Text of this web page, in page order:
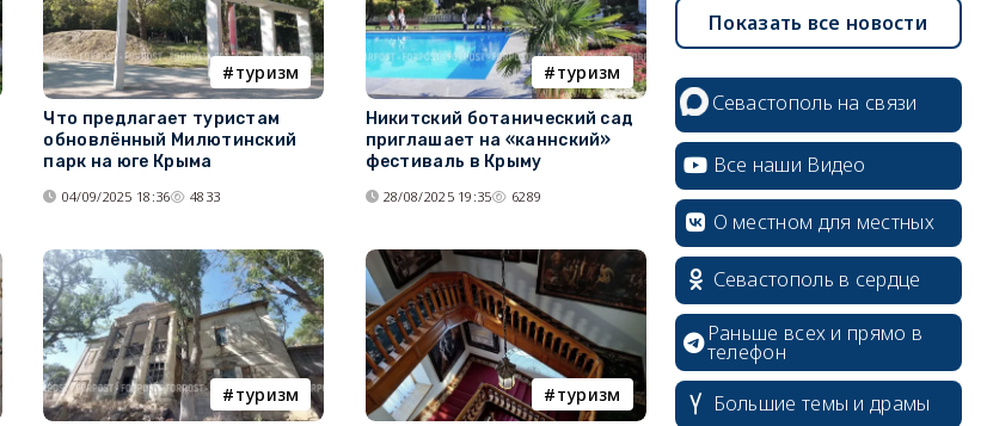
туризм
Что предлагает туристам
обновлённый Милютинский
парк на юге Крыма
04/09/2025 18:36 4833
туризм
Никитский ботанический сад
приглашает на «каннский»
фестиваль в Крыму
28/08/2025 19:35 6289
туризм туризм
Показать все новости
Севастополь на связи
Все наши Видео
О местном для местных
Севастополь в сердце
Раньше всех и прямо в
телефон
Большие темы и драмы